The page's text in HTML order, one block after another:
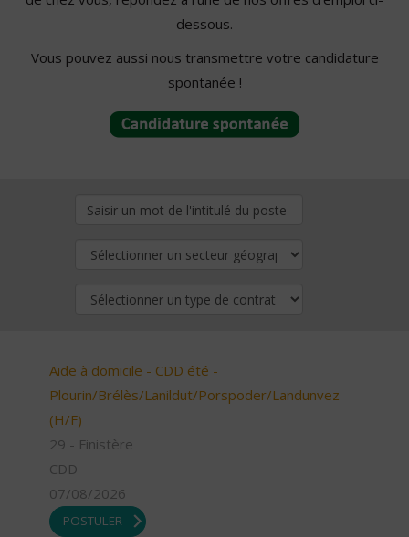
dessous.
Vous pouvez aussi nous transmettre votre candidature
spontanée !
Aide à domicile - CDD été -
Plourin/Brélès/Lanildut/Porspoder/Landunvez
(H/F)
29 - Finistère
CDD
07/08/2026
POSTULER